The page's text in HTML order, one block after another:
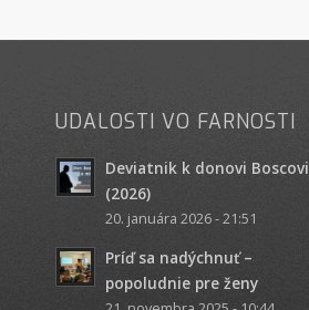
UDALOSTI VO FARNOSTI
Deviatnik k donovi Boscovi
(2026)
20. januára 2026 - 21:51
Príď sa nadýchnuť –
popoludnie pre ženy